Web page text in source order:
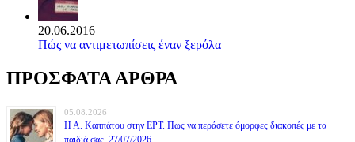
20.06.2016
Πώς να αντιμετωπίσεις έναν ξερόλα
ΠΡΟΣΦΑΤΑ ΑΡΘΡΑ
05.08.2026
Η Α. Καππάτου στην ΕΡΤ. Πως να περάσετε όμορφες διακοπές με τα